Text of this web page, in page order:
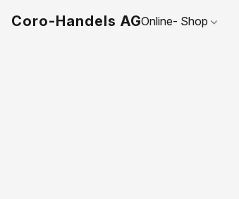
Coro-Handels AGOnline- Shop